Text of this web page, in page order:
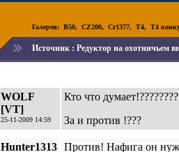
Галереи: B50, CZ200, Cr1377, T4, T4
Источник : Редуктор на охотничьем
WOLF
[VT]
25-11-2009 14:59
Кто что думает!????????
За и против !???
Hunter1313 Против! Нафига он